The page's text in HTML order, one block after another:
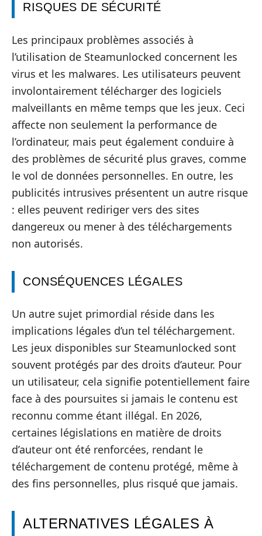
RISQUES DE SÉCURITÉ
Les principaux problèmes associés à
l’utilisation de Steamunlocked concernent les
virus et les malwares. Les utilisateurs peuvent
involontairement télécharger des logiciels
malveillants en même temps que les jeux. Ceci
affecte non seulement la performance de
l’ordinateur, mais peut également conduire à
des problèmes de sécurité plus graves, comme
le vol de données personnelles. En outre, les
publicités intrusives présentent un autre risque
: elles peuvent rediriger vers des sites
dangereux ou mener à des téléchargements
non autorisés.
CONSÉQUENCES LÉGALES
Un autre sujet primordial réside dans les
implications légales d’un tel téléchargement.
Les jeux disponibles sur Steamunlocked sont
souvent protégés par des droits d’auteur. Pour
un utilisateur, cela signifie potentiellement faire
face à des poursuites si jamais le contenu est
reconnu comme étant illégal. En 2026,
certaines législations en matière de droits
d’auteur ont été renforcées, rendant le
téléchargement de contenu protégé, même à
des fins personnelles, plus risqué que jamais.
ALTERNATIVES LÉGALES À